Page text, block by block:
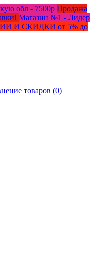
обл - 7500р Продажа
Магазин №1 - Лидер
И СКИДКИ от 5% до
товаров (0)